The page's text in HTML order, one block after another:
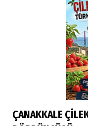
ÇANAKKALE